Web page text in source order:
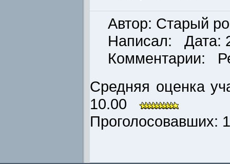
Автор: Старый
Написал: Дата:
Комментарии:
Средняя оценка
10.00
Проголосовавших: